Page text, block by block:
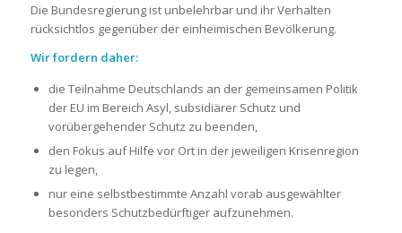
Die Bundesregierung ist unbelehrbar und ihr Verhalten
rücksichtlos gegenüber der einheimischen Bevölkerung.
Wir fordern daher:
die Teilnahme Deutschlands an der gemeinsamen Politik
der EU im Bereich Asyl, subsidiärer Schutz und
vorübergehender Schutz zu beenden,
den Fokus auf Hilfe vor Ort in der jeweiligen Krisenregion
zu legen,
nur eine selbstbestimmte Anzahl vorab ausgewählter
besonders Schutzbedürftiger aufzunehmen.